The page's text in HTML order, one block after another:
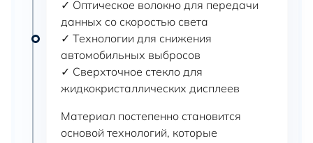
✓ Оптическое волокно для передачи
данных со скоростью света
✓ Технологии для снижения
автомобильных выбросов
✓ Сверхточное стекло для
жидкокристаллических дисплеев
Материал постепенно становится
основой технологий, которые